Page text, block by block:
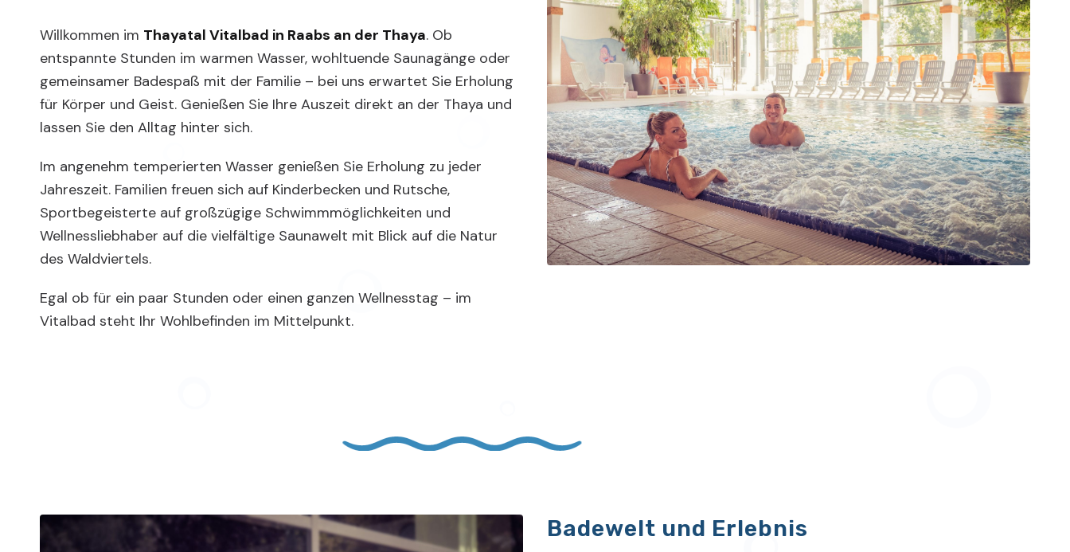
Willkommen im Thayatal Vitalbad in Raabs an der Thaya. Ob
entspannte Stunden im warmen Wasser, wohltuende Saunagänge oder
gemeinsamer Badespaß mit der Familie – bei uns erwartet Sie Erholung
für Körper und Geist. Genießen Sie Ihre Auszeit direkt an der Thaya und
lassen Sie den Alltag hinter sich.
Im angenehm temperierten Wasser genießen Sie Erholung zu jeder
Jahreszeit. Familien freuen sich auf Kinderbecken und Rutsche,
Sportbegeisterte auf großzügige Schwimmmöglichkeiten und
Wellnessliebhaber auf die vielfältige Saunawelt mit Blick auf die Natur
des Waldviertels.
Egal ob für ein paar Stunden oder einen ganzen Wellnesstag – im
Vitalbad steht Ihr Wohlbefinden im Mittelpunkt.
Badewelt und Erlebnis